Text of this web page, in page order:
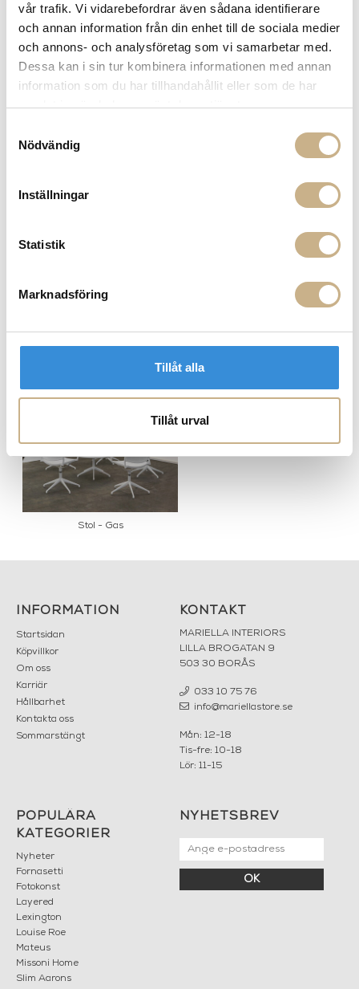
vår trafik. Vi vidarebefordrar även sådana identifierare
och annan information från din enhet till de sociala medier
och annons- och analysföretag som vi samarbetar med.
Dessa kan i sin tur kombinera informationen med annan
information som du har tillhandahållit eller som de har
samlat in när du har använt deras tjänster.
Nödvändig
Inställningar
Statistik
Marknadsföring
Tillåt alla
Tillåt urval
14 dagars returrätt på lagervaror.
Läs mer
Leverans inom 3-5 arbetsdagar på lagervaror
10% välkomstrabatt
när du registrerar dig för vårt
Stol - Gas
INFORMATION
Startsidan
Köpvillkor
Om oss
Karriär
Hållbarhet
Kontakta oss
Sommarstängt
KONTAKT
MARIELLA INTERIORS
LILLA BROGATAN 9
503 30 BORÅS
033 10 75 76
info@mariellastore.se
Mån: 12-18
Tis-fre: 10-18
Lör: 11-15
POPULÄRA
KATEGORIER
Nyheter
Fornasetti
Fotokonst
Layered
Lexington
Louise Roe
Mateus
Missoni Home
Slim Aarons
NYHETSBREV
OK